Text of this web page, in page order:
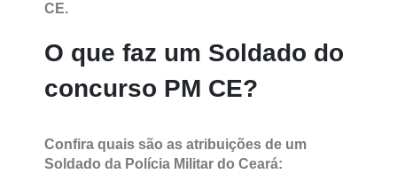
CE.
O que faz um Soldado do
concurso PM CE?
Confira quais são as atribuições de um
Soldado da Polícia Militar do Ceará: